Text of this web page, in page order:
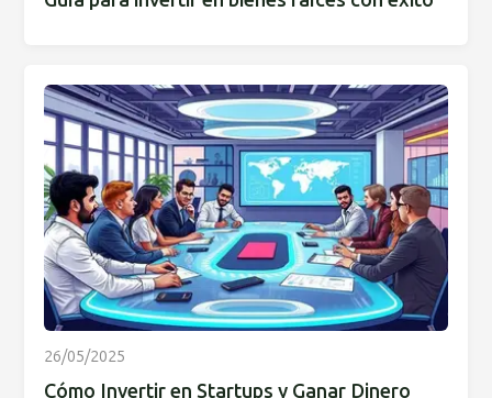
26/05/2025
Cómo Invertir en Startups y Ganar Dinero